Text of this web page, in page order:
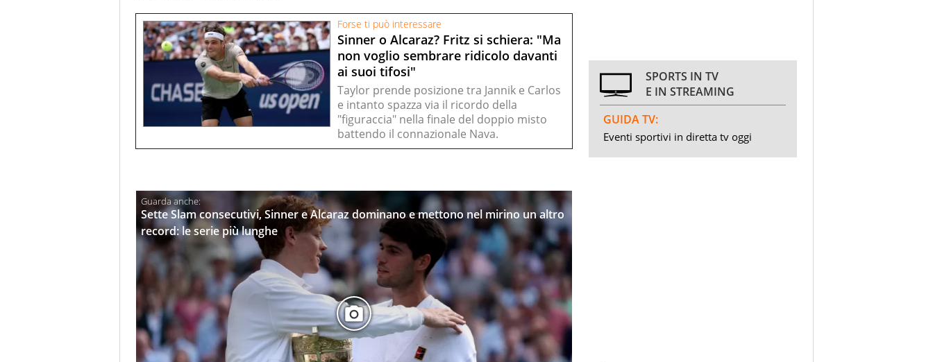
Forse ti può interessare
Sinner o Alcaraz? Fritz si schiera: "Ma
non voglio sembrare ridicolo davanti
ai suoi tifosi"
Taylor prende posizione tra Jannik e Carlos
e intanto spazza via il ricordo della
"figuraccia" nella finale del doppio misto
battendo il connazionale Nava.
Sette Slam consecutivi, Sinner e Alcaraz dominano e mettono nel mirino un altro
record: le serie più lunghe
SPORTS IN TV
E IN STREAMING
GUIDA TV:
Eventi sportivi in diretta tv oggi